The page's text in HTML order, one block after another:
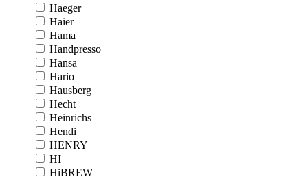
Haeger
Haier
Hama
Handpresso
Hansa
Hario
Hausberg
Hecht
Heinrichs
Hendi
HENRY
HI
HiBREW